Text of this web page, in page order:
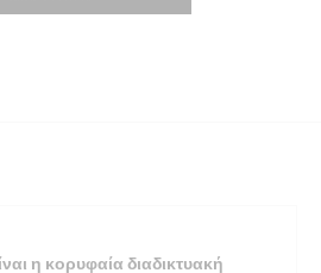
η κορυφαία διαδικτυακή